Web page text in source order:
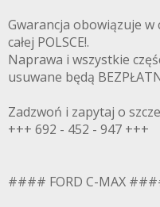
Gwarancja obowiązuje w
całej POLSCE!.
Naprawa i wszystkie
usuwane będą
Zadzwoń i zapytaj o
+++ 692 - 452 - 947 +++
#### FORD C-MAX